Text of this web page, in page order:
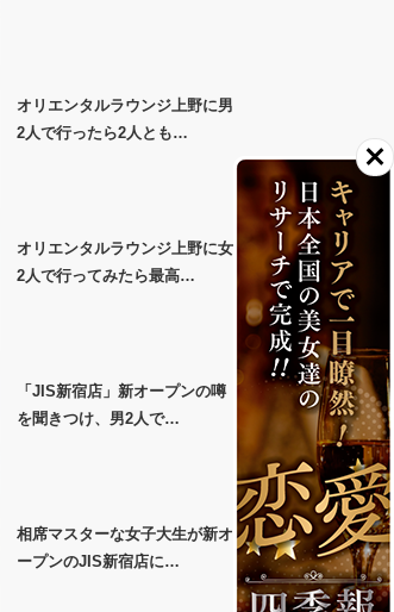
オリエンタルラウンジ上野に男
2人で行ったら2人とも…
オリエンタルラウンジ上野に女
2人で行ってみたら最高…
「JIS新宿店」新オープンの噂
を聞きつけ、男2人で…
相席マスターな女子大生が新オ
ープンのJIS新宿店に…